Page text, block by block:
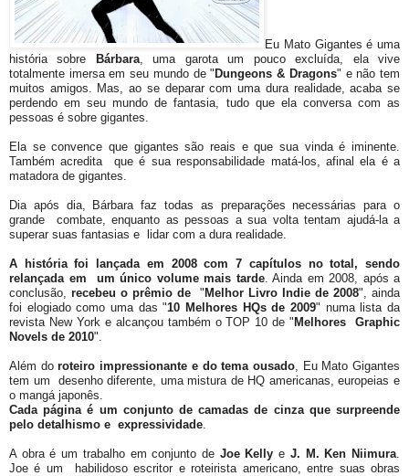
Eu Mato Gigantes é uma
história sobre
Bárbara, uma garota um pouco excluída, ela vive
totalmente imersa em seu mundo de " Dungeons & Dragons" e não tem
muitos amigos. Mas, ao se deparar com uma dura realidade, acaba se
perdendo em seu mundo de fantasia, tudo que ela conversa com as
pessoas é sobre gigantes.
Ela se convence que gigantes são reais e que sua vinda é iminente.
Também acredita que é sua responsabilidade matá-los, afinal ela é a
matadora de gigantes.
Dia após dia, Bárbara faz todas as preparações necessárias para o
grande combate, enquanto as pessoas a sua volta tentam ajudá-la a
superar suas fantasias e lidar com a dura realidade.
A história foi lançada em 2008 com 7 capítulos no total, sendo
relançada em um único volume mais tarde. Ainda em 2008, após a
conclusão, recebeu o prêmio de " Melhor Livro Indie de 2008", ainda
foi elogiado como uma das "10 Melhores HQs de 2009" numa lista da
revista New York e alcançou também o TOP 10 de " Melhores Graphic
Novels de 2010".
Além doroteiro impressionante e do tema ousado, Eu Mato Gigantes
tem um desenho diferente, uma mistura de HQ americanas, europeias e
o mangá japonês.
Cada página é um conjunto de camadas de cinza que surpreende
pelo detalhismo e expressividade.
A obra é um trabalho em conjunto de Joe Kelly e J. M. Ken Niimura.
Joe é um habilidoso escritor e roteirista americano, entre suas obras